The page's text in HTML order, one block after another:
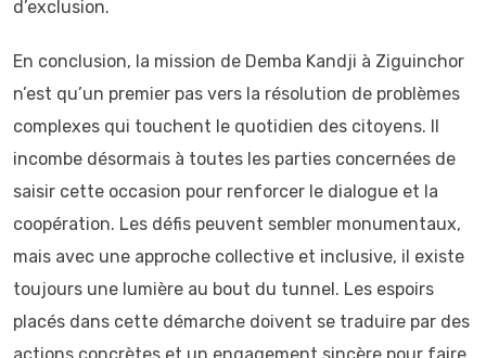
d’exclusion.
En conclusion, la mission de Demba Kandji à Ziguinchor
n’est qu’un premier pas vers la résolution de problèmes
complexes qui touchent le quotidien des citoyens. Il
incombe désormais à toutes les parties concernées de
saisir cette occasion pour renforcer le dialogue et la
coopération. Les défis peuvent sembler monumentaux,
mais avec une approche collective et inclusive, il existe
toujours une lumière au bout du tunnel. Les espoirs
placés dans cette démarche doivent se traduire par des